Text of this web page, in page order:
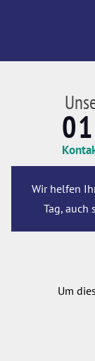
Wir helfen
Tag, auch
Um